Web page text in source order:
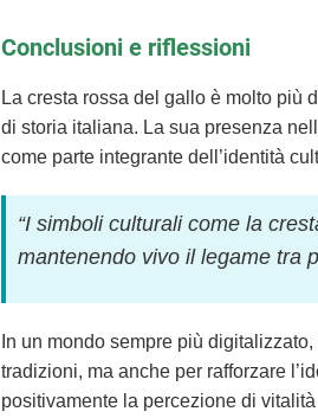
Conclusioni e riflessioni
La cresta rossa del gallo è molto più
di storia italiana. La sua presenza
come parte integrante dell’identità
“I simboli culturali come la
mantenendo vivo il legame tra
In un mondo sempre più
tradizioni, ma anche per rafforzare
positivamente la percezione di